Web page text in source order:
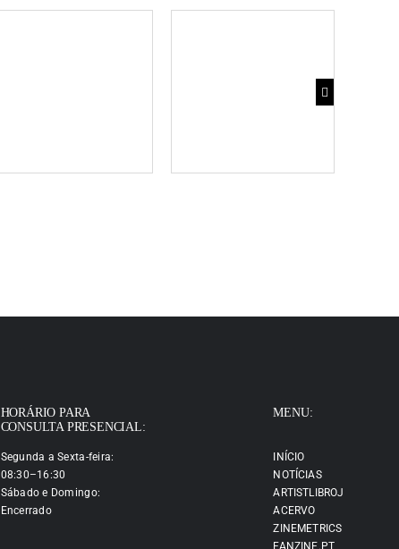
HORÁRIO PARA
CONSULTA PRESENCIAL:
Segunda a Sexta-feira:
08:30–16:30
Sábado e Domingo:
Encerrado
MENU:
INÍCIO
NOTÍCIAS
ARTISTLIBROJ
ACERVO
ZINEMETRICS